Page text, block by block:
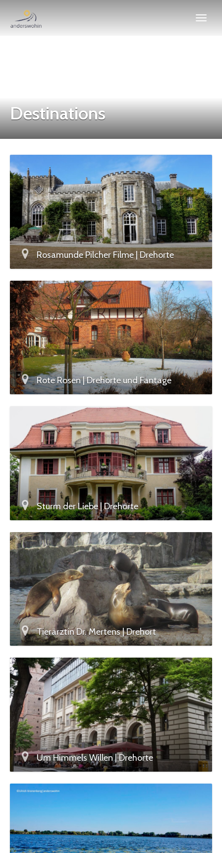
Destinations
Rosamunde Pilcher Filme | Drehorte
Rote Rosen | Drehorte und Fantage
Sturm der Liebe | Drehorte
Tierärztin Dr. Mertens | Drehort
Um Himmels Willen | Drehorte